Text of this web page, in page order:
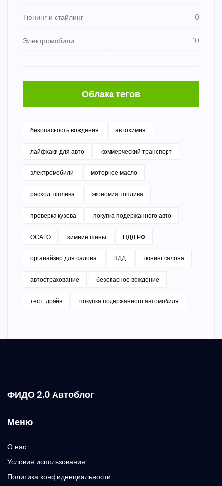
Тюнинг и стайлинг 10
Электромобили 10
Облака тегов
безопасность вождения автохимия
лайфхаки для авто коммерческий транспорт
электромобили моторное масло
расход топлива экономия топлива
проверка кузова покупка подержанного авто
ОСАГО зимние шины ПДД РФ
органайзер для салона ПДД тюнинг салона
автострахование безопасное вождение
тест-драйв покупка подержанного автомобиля
ФИДО 2.0 Автоблог
Меню
О нас
Условия использования
Политика конфиденциальности